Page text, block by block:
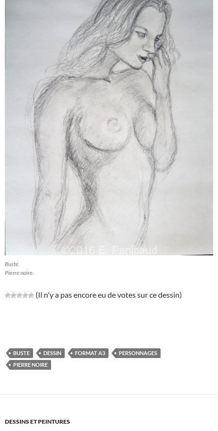
Buste.
Pierre noire.
(Il n'y a pas encore eu de votes sur ce dessin)
BUSTE DESSIN FORMAT A3
PERSONNAGES
PIERRE NOIRE
DESSINS ET PEINTURES